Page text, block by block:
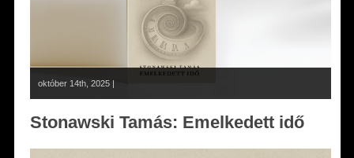
október 14th, 2025 |
Stonawski Tamás: Emelkedett idő